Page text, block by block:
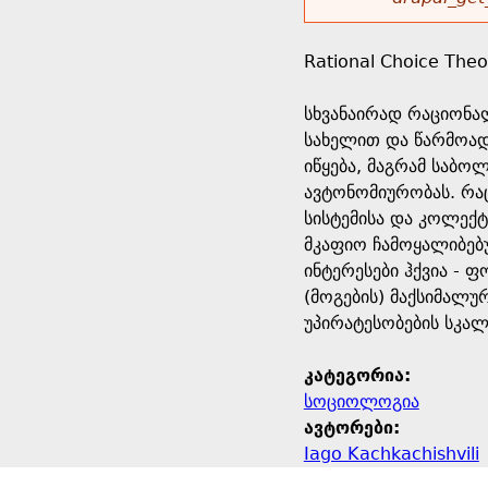
r
s
e
h
e
r
e
o
r
m
e
s
s
a
g
Rational Choice
სხვანაირად
სახელით და
იწყება, მაგრამ
ავტონომიურობას.
სისტემისა და
მკაფიო
ინტერესები ჰქვია -
(მოგების)
უპირატესობების
კატეგორია:
სოციოლოგია
ავტორები:
Iago Kachkachishvili